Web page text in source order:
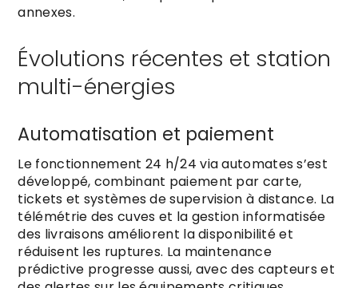
annexes.
Évolutions récentes et station
multi-énergies
Automatisation et paiement
Le fonctionnement 24 h/24 via automates s’est
développé, combinant paiement par carte,
tickets et systèmes de supervision à distance. La
télémétrie des cuves et la gestion informatisée
des livraisons améliorent la disponibilité et
réduisent les ruptures. La maintenance
prédictive progresse aussi, avec des capteurs et